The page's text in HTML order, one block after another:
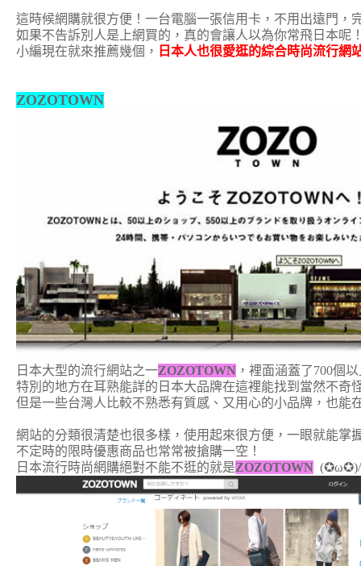
這時候網購就很方便！ 一台電腦一張信用卡，不用出遠門，
如果不告訴別人是上網買的，真的會讓人以為你常飛日本呢
小編現在就來推薦幾個， 日本人也很愛逛的綜合時尚流行網
ZOZOTOWN
日本大型的流行網站之一ZOZOTOWN ，裡面涵蓋了700個
特別的地方在耳熟能詳的日本大品牌在這裡能找到當然不奇
但是一些台灣人比較不熟悉有質感、又用心的小品牌， 也能
網站的分類很清楚也很多樣，使用起來很方便，一眼就能掌
不定時的限時優惠商品也常常被搶購一空！
日本流行時尚網購絕對不能不逛的就是ZOZOTOWN (✪ω✪)/